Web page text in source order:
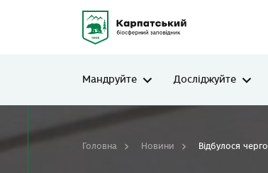
Мандруйте Досліджуйте
Головна Новини Відбулося